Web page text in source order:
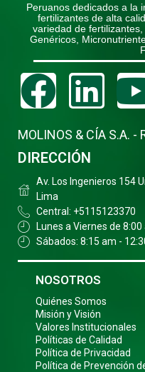
Peruanos dedicados a la
fertilizantes de alta
variedad de
Genéricos,
MOLINOS & CÍA S.A.
DIRECCIÓN
Av. Los Ingenieros 154
Lima
Central: +5115123370
Lunes a Viernes de
Sábados: 8:15 am -
NOSOTROS
Quiénes Somos
Misión y Visión
Valores Institucionales
Políticas de Calidad
Política de Privacidad
Política de Prevención